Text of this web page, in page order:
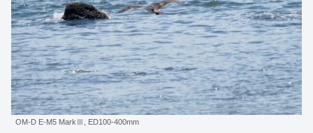
OM-D E-M5 MarkⅢ, ED100-400mm